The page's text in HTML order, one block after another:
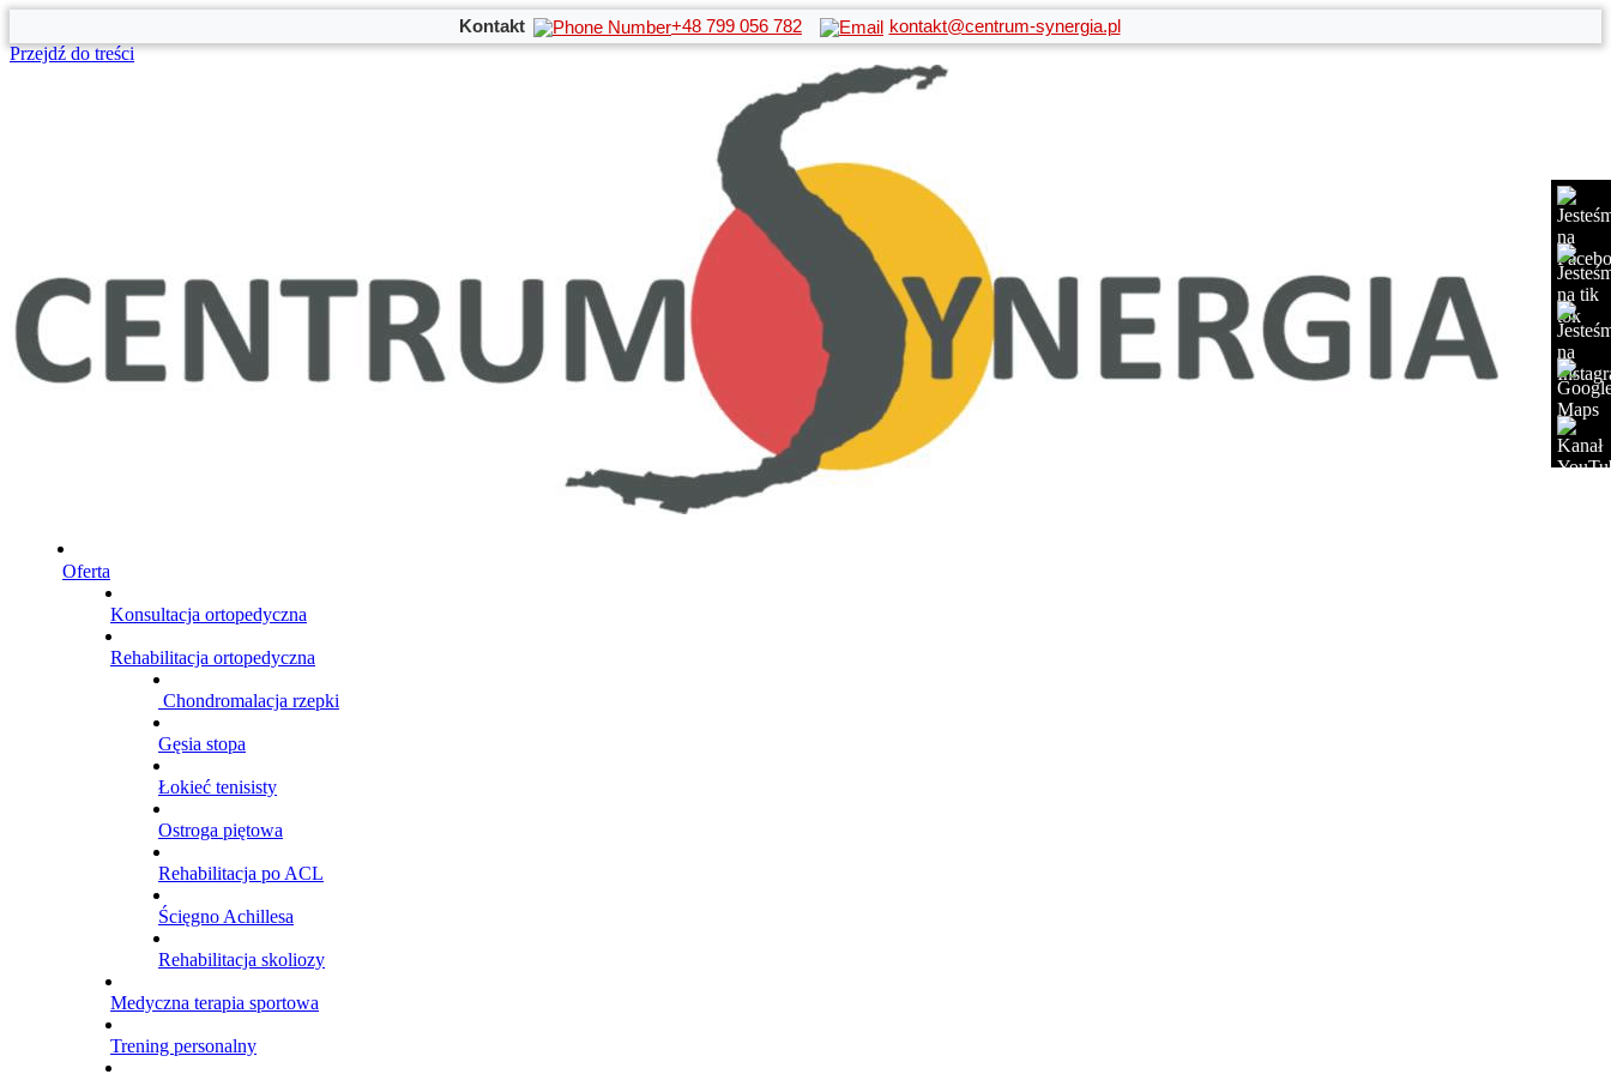
Kontakt +48 799 056 782
kontakt@centrum-synergia.pl
Przejdź do treści
Oferta
Konsultacja ortopedyczna
Rehabilitacja ortopedyczna
Chondromalacja rzepki
Gęsia stopa
Łokieć tenisisty
Ostroga piętowa
Rehabilitacja po ACL
Ścięgno Achillesa
Rehabilitacja skoliozy
Medyczna terapia sportowa
Trening personalny